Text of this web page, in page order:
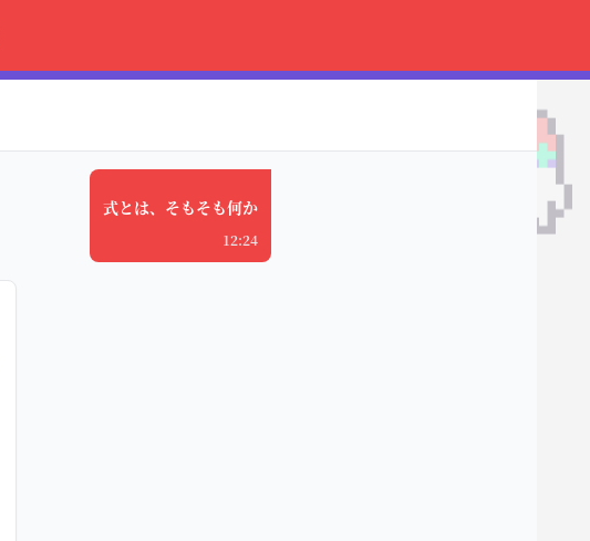
式とは、そもそも何か
12:24